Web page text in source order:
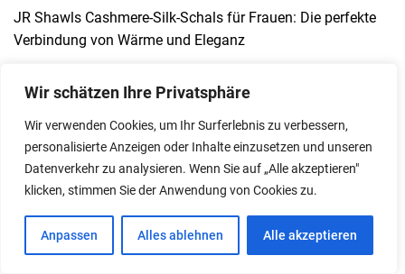
Wir schätzen Ihre Privatsphäre
Wir verwenden Cookies, um Ihr Surferlebnis zu verbessern,
personalisierte Anzeigen oder Inhalte einzusetzen und unseren
Datenverkehr zu analysieren. Wenn Sie auf „Alle akzeptieren"
klicken, stimmen Sie der Anwendung von Cookies zu.
Anpassen Alles ablehnen Alle akzeptieren
JR Shawls Cashmere-Silk-Schals für Frauen: Die perfekte
Verbindung von Wärme und Eleganz
JUNGLÜCK Selbstbräunungs-Serum: Die Geheimwaffe für
Women’s Platform Mary Jane Shoes: Die Perfekte
Mischung aus Süß, Sexy und Stilvoll